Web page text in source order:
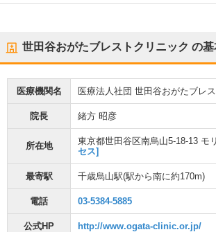
世田谷おがたブレストクリニック の基
医療機関名 医療法人社団 世田谷おがたブレ
院長 緒方 昭彦
所在地 東京都世田谷区南烏山5-18-13 モ
セス]
最寄駅 千歳烏山駅(駅から南に約170m)
電話 03-5384-5885
公式HP http://www.ogata-clinic.or.jp/